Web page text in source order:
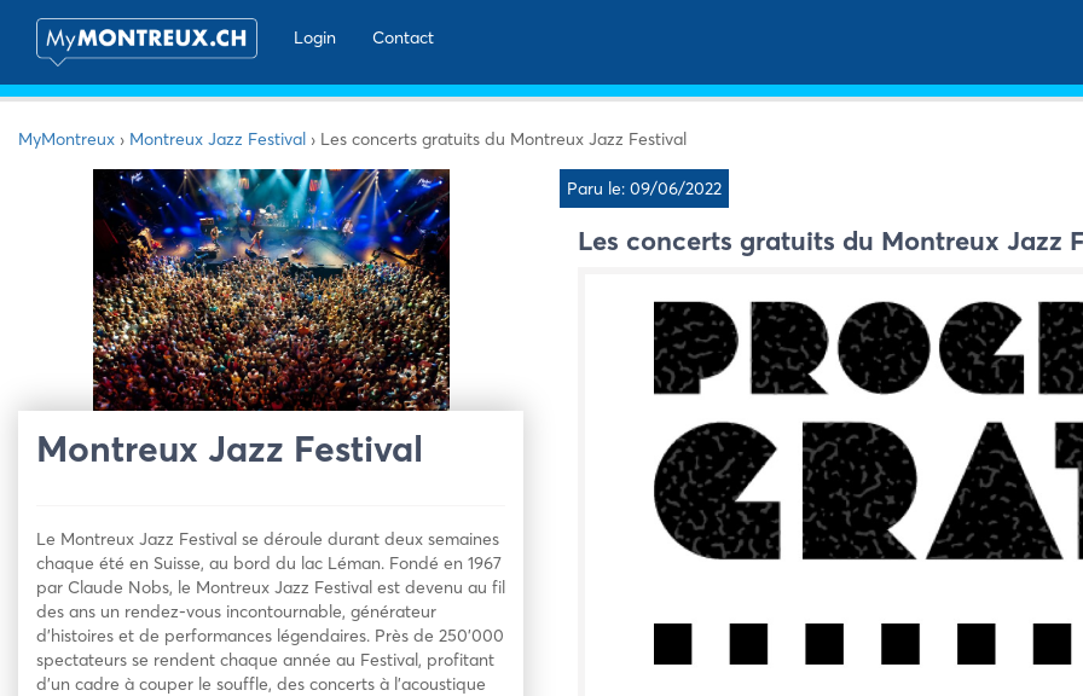
Login Contact
MyMontreux › Montreux Jazz Festival › Les concerts gratuits du Montreux Jazz Festival
Montreux Jazz Festival
Le Montreux Jazz Festival se déroule durant deux semaines
chaque été en Suisse, au bord du lac Léman. Fondé en 1967
par Claude Nobs, le Montreux Jazz Festival est devenu au fil
des ans un rendez-vous incontournable, générateur
d’histoires et de performances légendaires. Près de 250’000
spectateurs se rendent chaque année au Festival, profitant
d’un cadre à couper le souffle, des concerts à l’acoustique
Paru le: 09/06/2022
Les concerts gratuits du Montreux Jazz